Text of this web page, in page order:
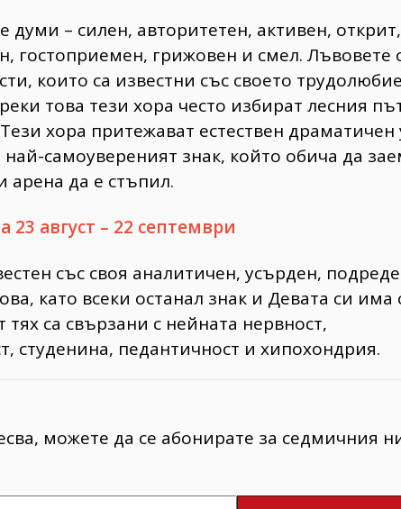
думи – силен, авторитетен, активен, открит,
гостоприемен, грижовен и смел. Лъвовете
които са известни със своето
това тези хора често избират лесния
хора притежават естествен драматичен
самоувереният знак, който обича да
арена да е стъпил.
23 август – 22 септември
със своя аналитичен, усърден,
като всеки останал знак и Девата си има
тях са свързани с нейната нервност,
студенина, педантичност и хипохондрия.
можете да се абонирате за седмичния